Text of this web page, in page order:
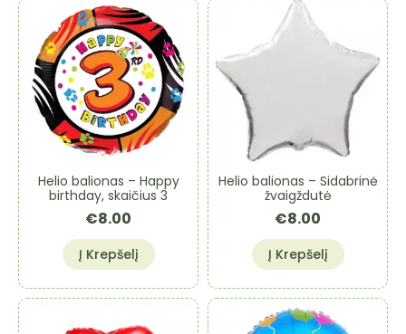
Helio balionas – Happy
birthday, skaičius 3
€8.00
Į Krepšelį
Helio balionas – Sidabrinė
žvaigždutė
€8.00
Į Krepšelį